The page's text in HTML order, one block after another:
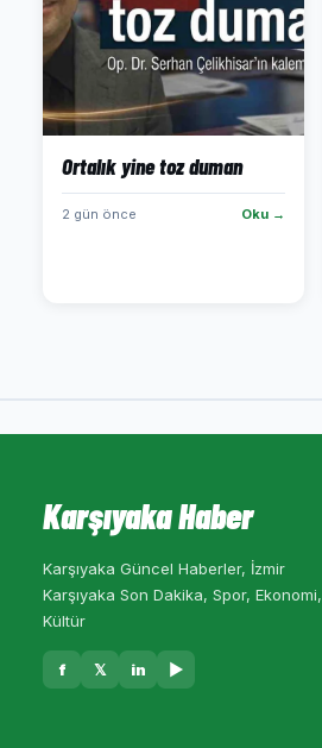
Ortalık yine toz duman
2 gün önce Oku →
Karşıyaka Haber
Karşıyaka Güncel Haberler, İzmir
Karşıyaka Son Dakika, Spor, Ekonomi,
Kültür
f 𝕏 in ▶